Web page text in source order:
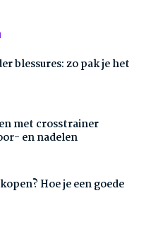
blessures: zo pak je het
met crosstrainer
en nadelen
Hoe je een goede